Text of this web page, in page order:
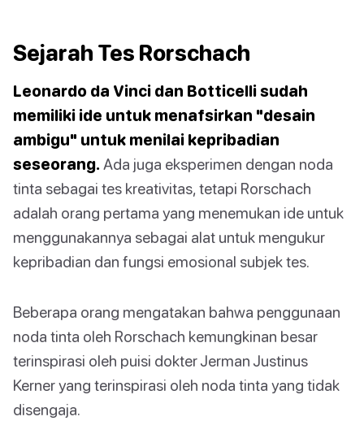
Sejarah Tes Rorschach
Leonardo da Vinci dan Botticelli sudah
memiliki ide untuk menafsirkan "desain
ambigu" untuk menilai kepribadian
seseorang. Ada juga eksperimen dengan noda
tinta sebagai tes kreativitas, tetapi Rorschach
adalah orang pertama yang menemukan ide untuk
menggunakannya sebagai alat untuk mengukur
kepribadian dan fungsi emosional subjek tes.
Beberapa orang mengatakan bahwa penggunaan
noda tinta oleh Rorschach kemungkinan besar
terinspirasi oleh puisi dokter Jerman Justinus
Kerner yang terinspirasi oleh noda tinta yang tidak
disengaja.